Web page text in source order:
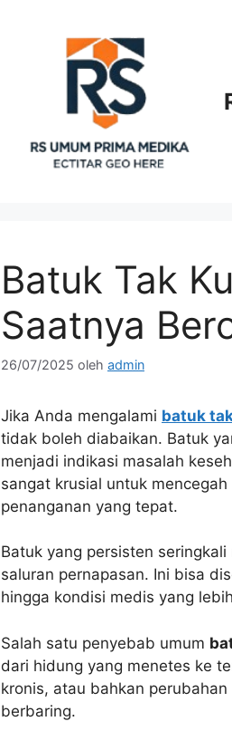
Batuk Tak
Saatnya
26/07/2025 oleh admin
Jika Anda mengalami batuk
tidak boleh diabaikan. Batuk
menjadi indikasi masalah
sangat krusial untuk
penanganan yang tepat.
Batuk yang persisten
saluran pernapasan. Ini bisa
hingga kondisi medis yang
Salah satu penyebab umum
dari hidung yang menetes ke
kronis, atau bahkan
berbaring.